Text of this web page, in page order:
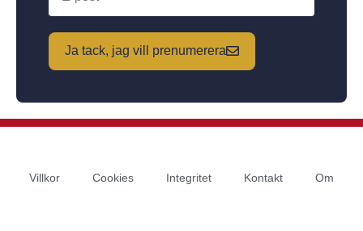
Ja tack, jag vill prenumerera
Villkor Cookies Integritet Kontakt Om